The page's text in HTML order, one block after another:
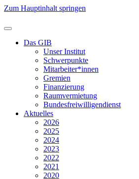
Zum Hauptinhalt springen
Das GIB
Unser Institut
Schwerpunkte
Mitarbeiter*innen
Gremien
Finanzierung
Raumvermietung
Bundesfreiwilligendienst
Aktuelles
2026
2025
2024
2023
2022
2021
2020